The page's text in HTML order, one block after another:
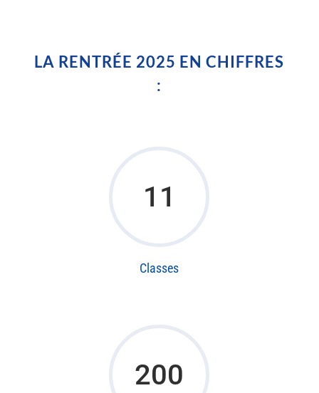
LA RENTRÉE 2025 EN CHIFFRES
:
11
Classes
200